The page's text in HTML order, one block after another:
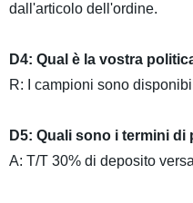
dall'articolo dell'ordine.
D4: Qual è la vostra
R: I campioni sono
D5: Quali sono i termini di
A: T/T 30% di deposito